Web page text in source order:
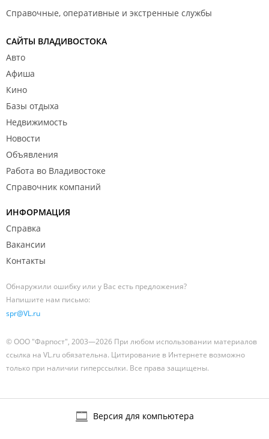
Справочные, оперативные и экстренные службы
САЙТЫ ВЛАДИВОСТОКА
Авто
Афиша
Кино
Базы отдыха
Недвижимость
Новости
Объявления
Работа во Владивостоке
Справочник компаний
ИНФОРМАЦИЯ
Справка
Вакансии
Контакты
Обнаружили ошибку или у Вас есть предложения?
Напишите нам письмо:
spr@VL.ru
© ООО "Фарпост", 2003—2026 При любом использовании материалов
ссылка на VL.ru обязательна. Цитирование в Интернете возможно
только при наличии гиперссылки. Все права защищены.
Версия для компьютера